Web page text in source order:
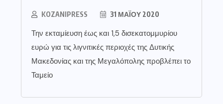
KOZANIPRESS 31 ΜΑΪ́ΟΥ 2020
Την εκταμίευση έως και 1,5 δισεκατομμυρίου
ευρώ για τις λιγνιτικές περιοχές της Δυτικής
Μακεδονίας και της Μεγαλόπολης προβλέπει το
Ταμείο